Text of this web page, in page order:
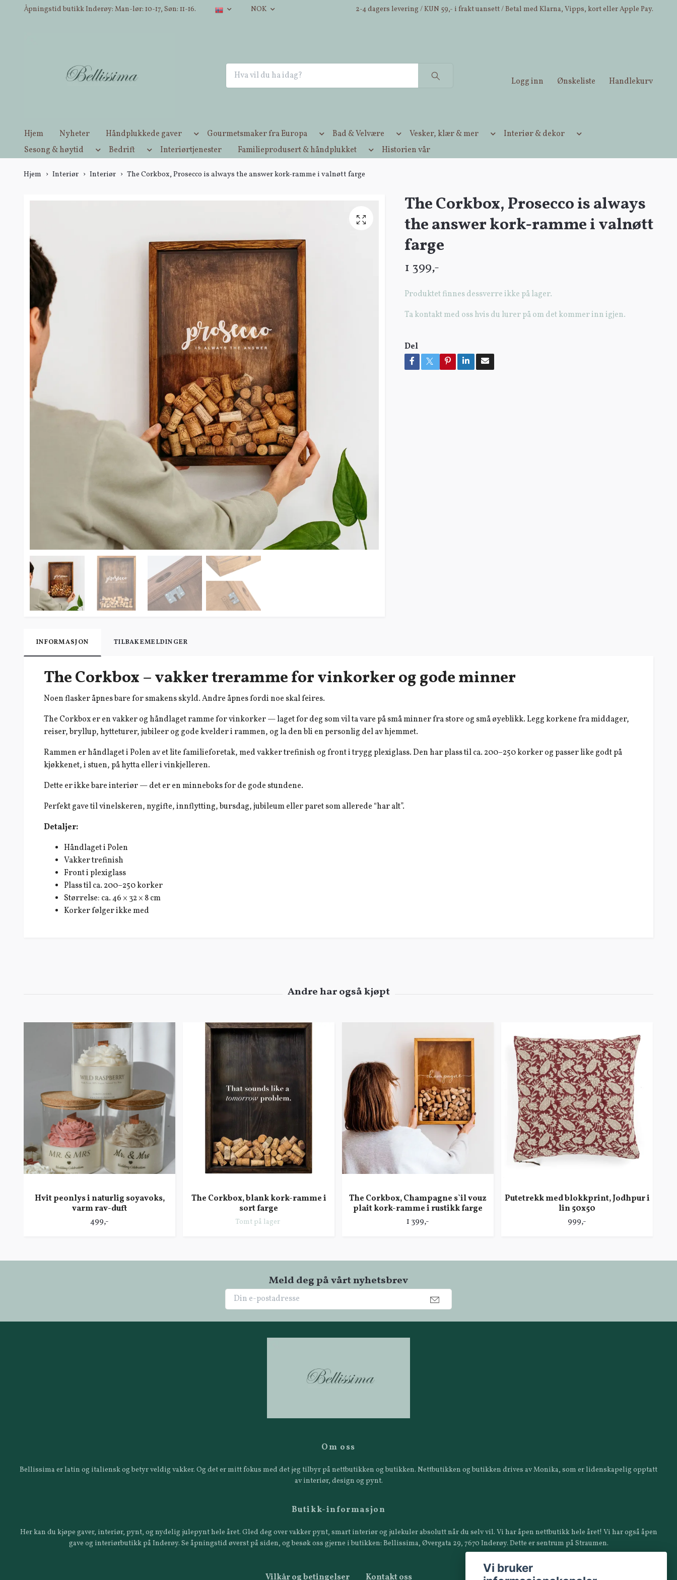
Åpningstid butikk Inderøy: Man-lør: 10-17, Søn: 11-16. NOK 2-4 dagers levering / KUN 59,- i frakt uansett / Betal med Klarna, Vipps, kort eller Apple Pay.
Logg inn Ønskeliste Handlekurv
Hjem Nyheter Håndplukkede gaver Gourmetsmaker fra Europa Bad & Velvære Vesker, klær & mer
Interiør & dekor
Sesong & høytid
Bedrift Interiørtjenester Familieprodusert & håndplukket Historien vår
Hjem Interiør Interiør The Corkbox, Prosecco is always the answer kork-ramme i valnøtt farge
The Corkbox, Prosecco is always
the answer kork-ramme i valnøtt
farge
1 399,-
Produktet finnes dessverre ikke på lager.
Ta kontakt med oss hvis du lurer på om det kommer inn igjen.
Del
INFORMASJON TILBAKEMELDINGER
The Corkbox – vakker treramme for vinkorker og gode minner
Noen flasker åpnes bare for smakens skyld. Andre åpnes fordi noe skal feires.
The Corkbox er en vakker og håndlaget ramme for vinkorker — laget for deg som vil ta vare på små minner fra store og små øyeblikk. Legg korkene fra middager,
reiser, bryllup, hytteturer, jubileer og gode kvelder i rammen, og la den bli en personlig del av hjemmet.
Rammen er håndlaget i Polen av et lite familieforetak, med vakker trefinish og front i trygg plexiglass. Den har plass til ca. 200–250 korker og passer like godt på
kjøkkenet, i stuen, på hytta eller i vinkjelleren.
Dette er ikke bare interiør — det er en minneboks for de gode stundene.
Perfekt gave til vinelskeren, nygifte, innflytting, bursdag, jubileum eller paret som allerede “har alt”.
Detaljer:
Håndlaget i Polen
Vakker trefinish
Front i plexiglass
Plass til ca. 200–250 korker
Størrelse: ca. 46 × 32 × 8 cm
Korker følger ikke med
Hvit peonlys i naturlig soyavoks,
varm rav-duft
499,-
The Corkbox, blank kork-ramme i
sort farge
Tomt på lager
The Corkbox, Champagne s`il vouz
plait kork-ramme i rustikk farge
1 399,-
Putetrekk med blokkprint, Jodhpur i
lin 50x50
999,-
Meld deg på vårt nyhetsbrev
Om oss
Bellissima er latin og italiensk og betyr veldig vakker. Og det er mitt fokus med det jeg tilbyr på nettbutikken og butikken. Nettbutikken og butikken drives av Monika, som er lidenskapelig opptatt
av interiør, design og pynt.
Butikk-informasjon
Her kan du kjøpe gaver, interiør, pynt, og nydelig julepynt hele året. Gled deg over vakker pynt, smart interiør og julekuler absolutt når du selv vil. Vi har åpen nettbutikk hele året! Vi har også åpen
gave og interiørbutikk på Inderøy. Se åpningstid øverst på siden, og besøk oss gjerne i butikken: Bellissima, Øvergata 29, 7670 Inderøy. Dette er sentrum på Straumen.
Vilkår og betingelser Kontakt oss
Vi bruker